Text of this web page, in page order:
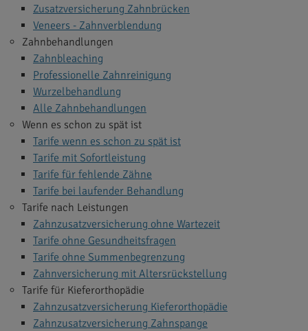
Zusatzversicherung Zahnbrücken
Veneers - Zahnverblendung
Zahnbehandlungen
Zahnbleaching
Professionelle Zahnreinigung
Wurzelbehandlung
Alle Zahnbehandlungen
Wenn es schon zu spät ist
Tarife wenn es schon zu spät ist
Tarife mit Sofortleistung
Tarife für fehlende Zähne
Tarife bei laufender Behandlung
Tarife nach Leistungen
Zahnzusatzversicherung ohne Wartezeit
Tarife ohne Gesundheitsfragen
Tarife ohne Summenbegrenzung
Zahnversicherung mit Altersrückstellung
Tarife für Kieferorthopädie
Zahnzusatzversicherung Kieferorthopädie
Zahnzusatzversicherung Zahnspange